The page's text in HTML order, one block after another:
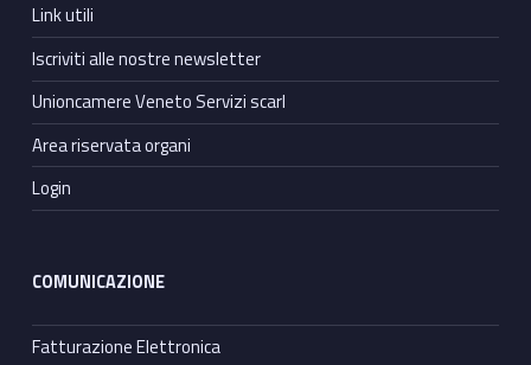
Link utili
Iscriviti alle nostre newsletter
Unioncamere Veneto Servizi scarl
Area riservata organi
Login
COMUNICAZIONE
Fatturazione Elettronica